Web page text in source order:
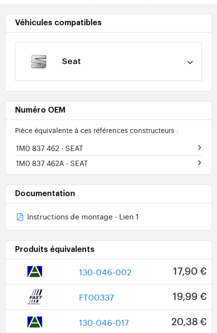
Véhicules compatibles
Seat
Numéro OEM
Pièce équivalente à ces références constructeurs :
1M0 837 462 - SEAT
1M0 837 462A - SEAT
Documentation
Instructions de montage - Lien 1
Produits équivalents
130-046-002 17,90 €
FT00337 19,99 €
130-046-017 20,38 €